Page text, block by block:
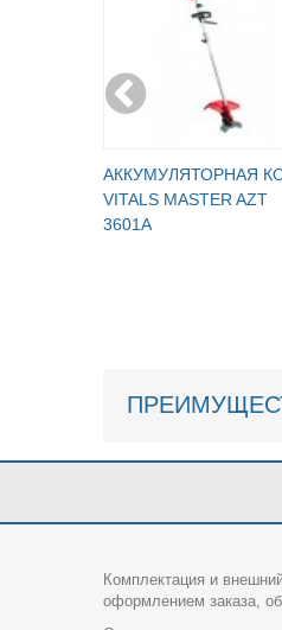
АККУМУЛЯТОРНАЯ
VITALS MASTER AZT
3601A
Комплектация и
оформлением заказа,